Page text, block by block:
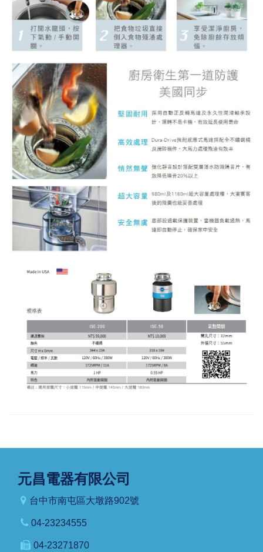
元昌電器有限公司
台中市南屯區大墩路902號
04-23234555
04-23271870